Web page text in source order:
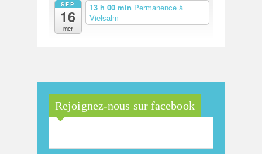
SEP
16
mer
13 h 00 min Permanence à
Vielsalm
Rejoignez-nous sur facebook